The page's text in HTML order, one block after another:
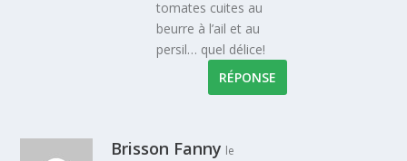
tomates cuites au
beurre à l’ail et au
persil… quel délice!
RÉPONSE
Brisson Fanny le